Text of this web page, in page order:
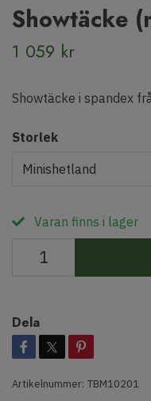
Showtäcke
1 059 kr
Showtäcke i spandex
Storlek
Minishetland
Varan finns i lager
Dela
Artikelnummer: TBM10201